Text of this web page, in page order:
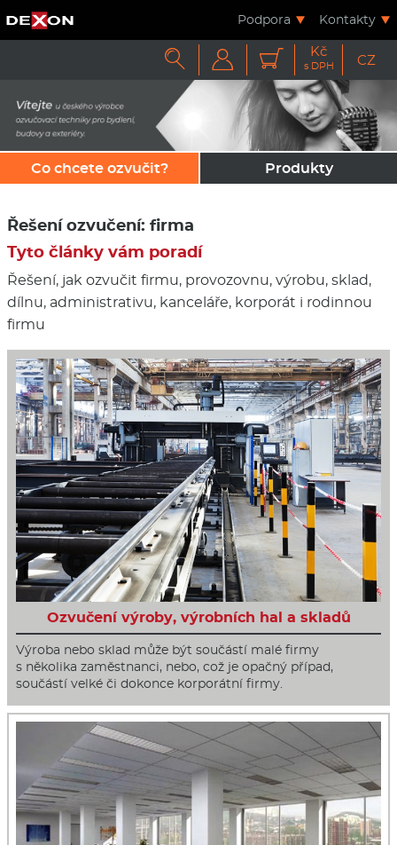
Podpora Kontakty
   Kč
s DPH CZ
Co chcete ozvučit? Produkty
Řešení ozvučení: firma
Tyto články vám poradí
Řešení, jak ozvučit firmu, provozovnu, výrobu, sklad,
dílnu, administrativu, kanceláře, korporát i rodinnou
firmu
Ozvučení výroby, výrobních hal a skladů
Výroba nebo sklad může být součástí malé firmy
s několika zaměstnanci, nebo, což je opačný případ,
součástí velké či dokonce korporátní firmy.